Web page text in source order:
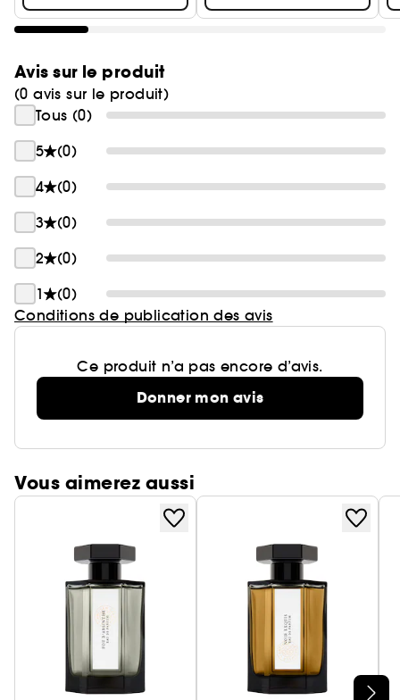
Avis sur le produit
(0 avis sur le produit)
Tous (0)
5
(0)
4
(0)
3
(0)
2
(0)
1
(0)
Conditions de publication des avis
Ce produit n’a pas encore d’avis.
Donner mon avis
Vous aimerez aussi
Ignorer le carrousel produits